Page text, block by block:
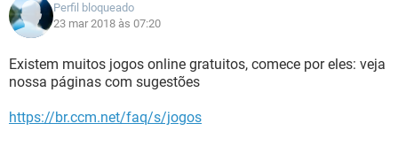
Perfil bloqueado
23 mar 2018 às 07:20
Existem muitos jogos online gratuitos, comece por eles: veja
nossa páginas com sugestões
https://br.ccm.net/faq/s/jogos